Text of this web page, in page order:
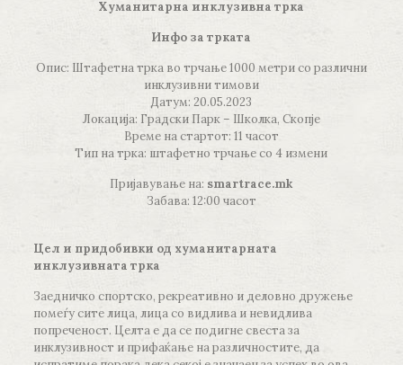
Хуманитарна инклузивна трка
Инфо за трката
Опис: Штафетна трка во трчање 1000 метри со различни
инклузивни тимови
Датум: 20.05.2023
Локација: Градски Парк – Школка, Скопје
Време на стартот: 11 часот
Тип на трка: штафетно трчање со 4 измени
Пријавување на: smartrace.mk
Забава: 12:00 часот
Цел и придобивки од хуманитарната
инклузивната трка
Заедничко спортско, рекреативно и деловно дружење
помеѓу сите лица, лица со видлива и невидлива
попреченост. Целта е да се подигне свеста за
инклузивност и прифаќање на различностите, да